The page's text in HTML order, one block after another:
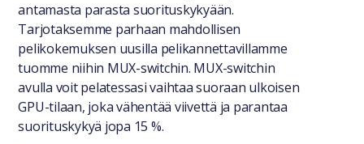
antamasta parasta suorituskykyään.
Tarjotaksemme parhaan mahdollisen
pelikokemuksen uusilla pelikannettavillamme
tuomme niihin MUX-switchin. MUX-switchin
avulla voit pelatessasi vaihtaa suoraan ulkoisen
GPU-tilaan, joka vähentää viivettä ja parantaa
suorituskykyä jopa 15 %.